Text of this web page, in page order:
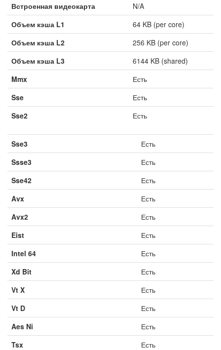
Встроенная видеокарта
N/A
Объем кэша L1
64 KB (per core)
Объем кэша L2
256 KB (per core)
Объем кэша L3
6144 KB (shared)
Mmx
Есть
Sse
Есть
Sse2
Есть
Sse3
Есть
Ssse3
Есть
Sse42
Есть
Avx
Есть
Avx2
Есть
Eist
Есть
Intel 64
Есть
Xd Bit
Есть
Vt X
Есть
Vt D
Есть
Aes Ni
Есть
Tsx
Есть